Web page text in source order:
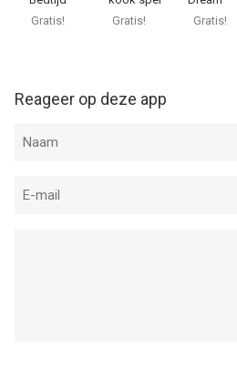
verhaaltje
Gratis!
voor kinderen
Gratis!
Verborgen
Gratis!
Reageer op deze app